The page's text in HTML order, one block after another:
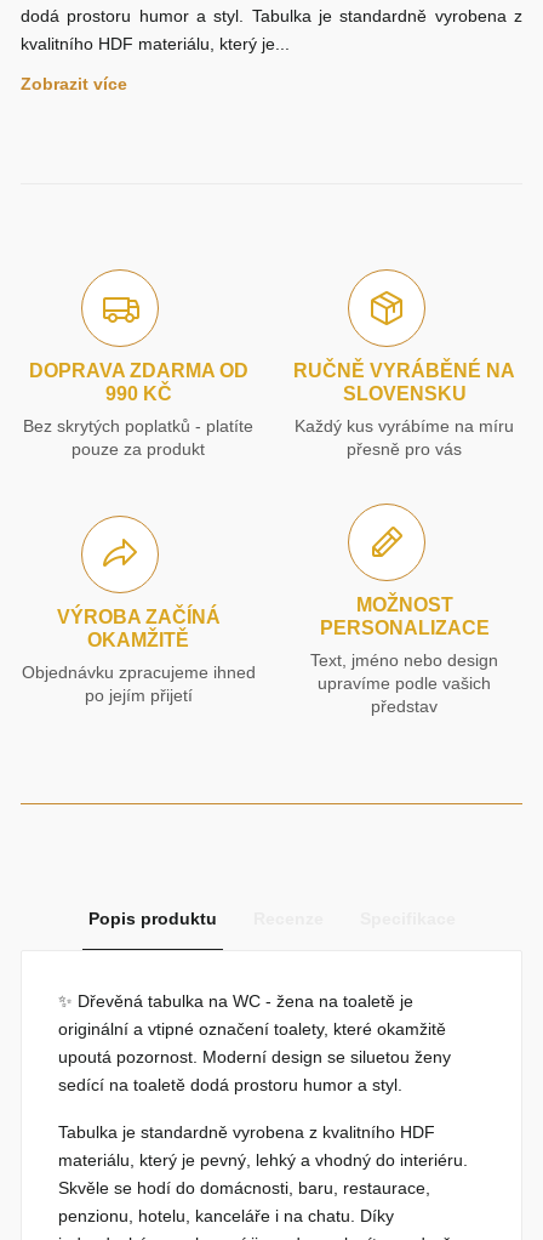
dodá prostoru humor a styl. Tabulka je standardně vyrobena z
kvalitního HDF materiálu, který je...
Zobrazit více
DOPRAVA ZDARMA OD
990 KČ
Bez skrytých poplatků - platíte
pouze za produkt
RUČNĚ VYRÁBĚNÉ NA
SLOVENSKU
Každý kus vyrábíme na míru
přesně pro vás
VÝROBA ZAČÍNÁ
OKAMŽITĚ
Objednávku zpracujeme ihned
po jejím přijetí
MOŽNOST
PERSONALIZACE
Text, jméno nebo design
upravíme podle vašich
představ
Popis produktu
✨ Dřevěná tabulka na WC - žena na toaletě je
originální a vtipné označení toalety, které okamžitě
upoutá pozornost. Moderní design se siluetou ženy
sedící na toaletě dodá prostoru humor a styl.
Tabulka je standardně vyrobena z kvalitního HDF
materiálu, který je pevný, lehký a vhodný do interiéru.
Skvěle se hodí do domácnosti, baru, restaurace,
penzionu, hotelu, kanceláře i na chatu. Díky